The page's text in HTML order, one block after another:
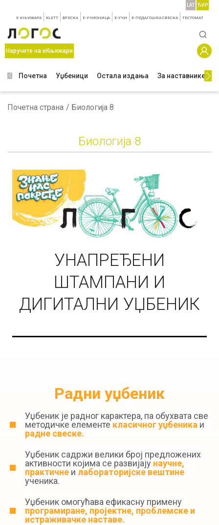
E-КЊИЖАРА KLETT ФРЕСКА E-УЧИОНИЦА E-УЧИ Е-ПЕДАГОШКА СВЕСКА TЕСТОМАТ
LAT ЋИР
Наручите на еКњижари
Почетна Уџбеници Остала издања За наставнике
Почетна страна Биологија 8
Биологија 8
УНАПРЕЂЕНИ
ШТАМПАНИ И
ДИГИТАЛНИ УЏБЕНИК
Радни уџбеник
Уџбеник је радног карактера, па обухвата све
методичке елементекласичног уџбеника и
радне свеске.
Уџбеник садржи велики број предложених
активности којима се развијају научне,
практичнеи лабораторијске вештине
ученика.
Уџбеник омогућава ефикасну примену
програмиране, пројектне, проблемске и
истраживачке наставе.